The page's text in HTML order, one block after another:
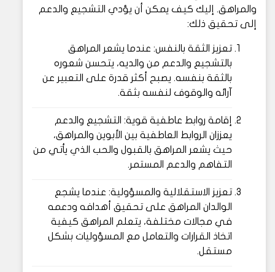
والمراهق. إليك كيف يمكن أن يؤدي التشجيع والدعم
إلى تحقيق ذلك:
تعزيز الثقة بالنفس: عندما يشعر المراهق
بالتشجيع والدعم من والديه، يتحسن شعوره
بالثقة بنفسه. يصبح أكثر قدرة على التعبير عن
آرائه والوقوف لنفسه بثقة.
إقامة روابط عاطفية قوية: التشجيع والدعم
يعززان الروابط العاطفية بين الأبوين والمراهق،
حيث يشعر المراهق بالقبول والحب الذي يأتي من
التفاهم والدعم المستمر.
تعزيز الاستقلالية والمسؤولية: عندما يشجع
الوالدان المراهق على تحقيق أهدافه ودعمه
في مجالات مختلفة، يتعلم المراهق كيفية
اتخاذ القرارات والتعامل مع المسؤوليات بشكل
مستقل.